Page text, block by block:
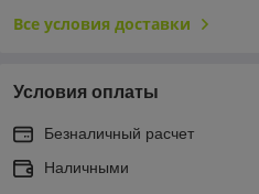
Все условия доставки
Условия оплаты
Безналичный расчет
Наличными